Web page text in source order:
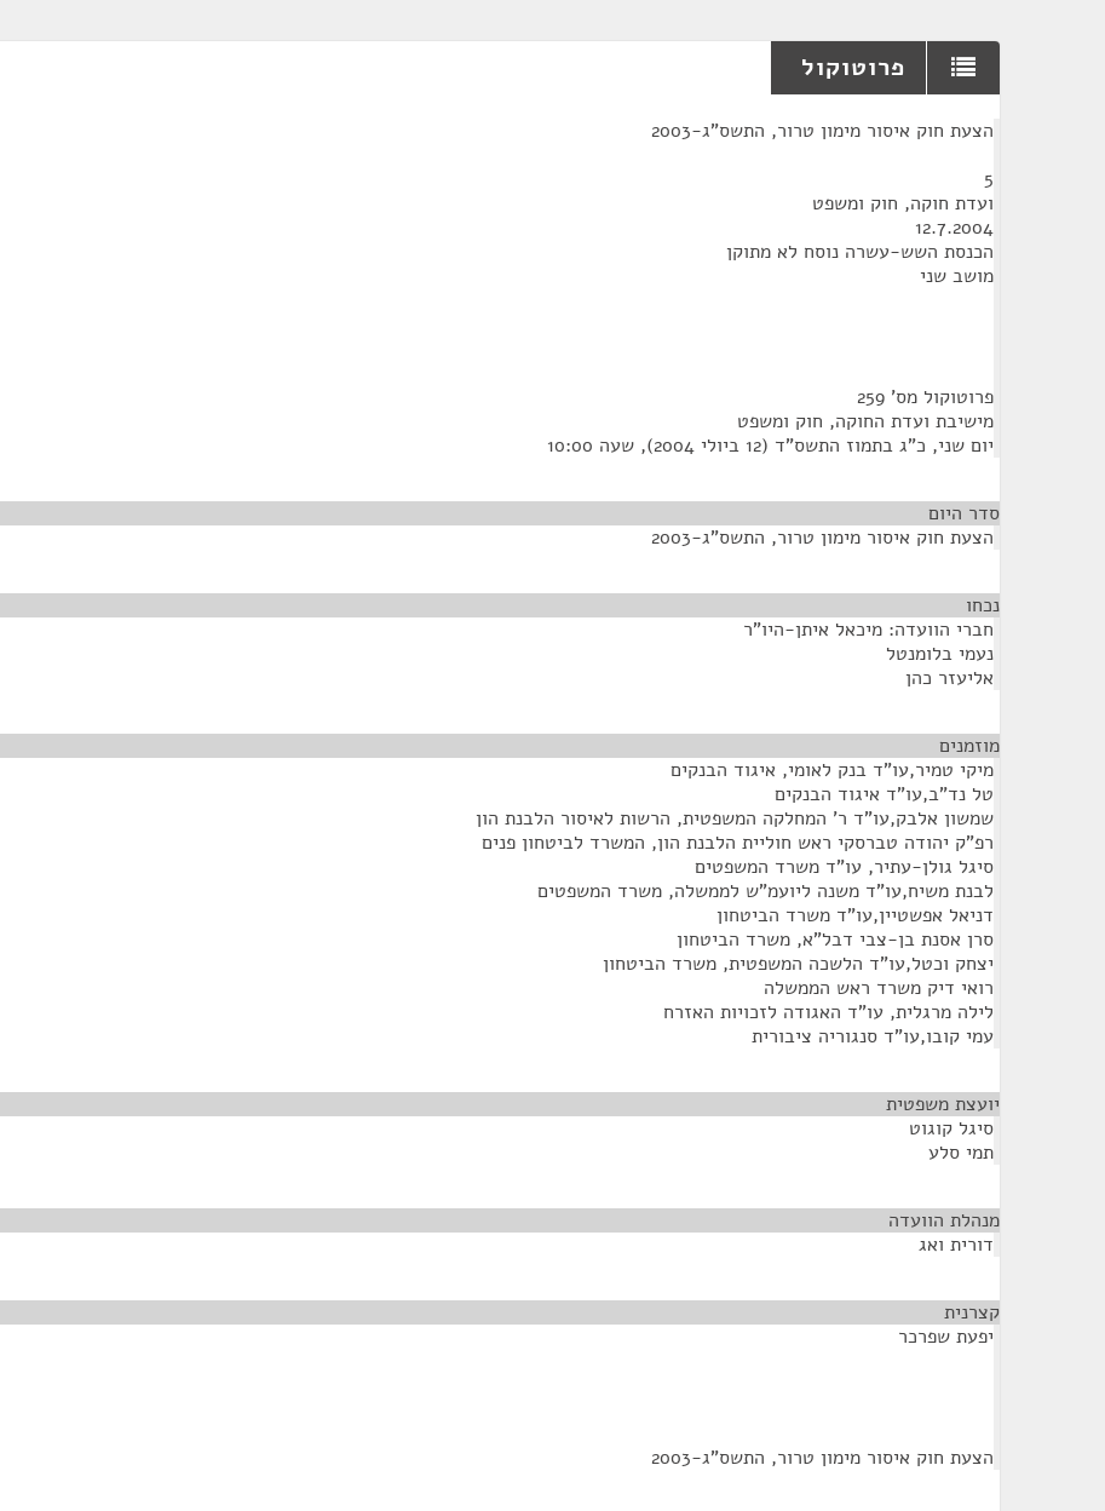
פרוטוקול
הצעת חוק איסור מימון טרור, התשס"ג-2003
5
ועדת חוקה, חוק ומשפט
12.7.2004
הכנסת השש-עשרה נוסח לא מתוקן
מושב שני
פרוטוקול מס' 259
מישיבת ועדת החוקה, חוק ומשפט
יום שני, כ"ג בתמוז התשס"ד (12 ביולי 2004), שעה 10:00
סדר היום
הצעת חוק איסור מימון טרור, התשס"ג-2003
נכחו
חברי הוועדה: מיכאל איתן-היו"ר
נעמי בלומנטל
אליעזר כהן
מוזמנים
מיקי טמיר,עו"ד בנק לאומי, איגוד הבנקים
טל נד"ב,עו"ד איגוד הבנקים
שמשון אלבק,עו"ד ר' המחלקה המשפטית, הרשות לאיסור הלבנת הון
רפ"ק יהודה טברסקי ראש חוליית הלבנת הון, המשרד לביטחון פנים
סיגל גולן-עתיר, עו"ד משרד המשפטים
לבנת משיח,עו"ד משנה ליועמ"ש לממשלה, משרד המשפטים
דניאל אפשטיין,עו"ד משרד הביטחון
סרן אסנת בן-צבי דבל"א, משרד הביטחון
יצחק וכטל,עו"ד הלשכה המשפטית, משרד הביטחון
רואי דיק משרד ראש הממשלה
לילה מרגלית, עו"ד האגודה לזכויות האזרח
עמי קובו,עו"ד סנגוריה ציבורית
יועצת משפטית
סיגל קוגוט
תמי סלע
מנהלת הוועדה
דורית ואג
קצרנית
יפעת שפרכר
הצעת חוק איסור מימון טרור, התשס"ג-2003